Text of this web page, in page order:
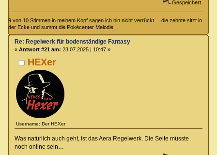
Gespeichert
9 von 10 Stimmen in meinem Kopf sagen ich bin nicht verrückt.... die zehnte sitzt in
der Ecke und summt die Pokécenter Melodie
HEXer
Username: Der HEXer
Re: Regelwerk für bodenständige Fantasy
« Antwort #21 am: 23.07.2025 | 10:47 »
Was natürlich auch geht, ist das Aera Regelwerk. Die Seite müsste
noch online sein…